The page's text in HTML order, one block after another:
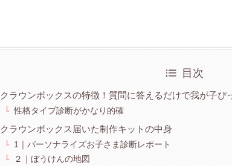
目次
クラウンボックスの特徴！質問に答えるだけで我が子ぴ
性格タイプ診断がかなり的確
クラウンボックス届いた制作キットの中身
1｜パーソナライズお子さま診断レポート
２｜ぼうけんの地図